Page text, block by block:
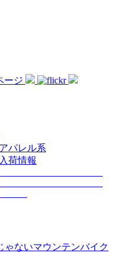
アパレル系
入荷情報
ゃないマウンテンバイク